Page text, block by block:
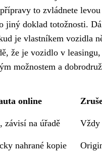
to zvládnete
jiný doklad totožnosti.
je vlastníkem vozidla
že je vozidlo v
možnostem a
online
závisí na úřadě Vždy
nahrané kopie